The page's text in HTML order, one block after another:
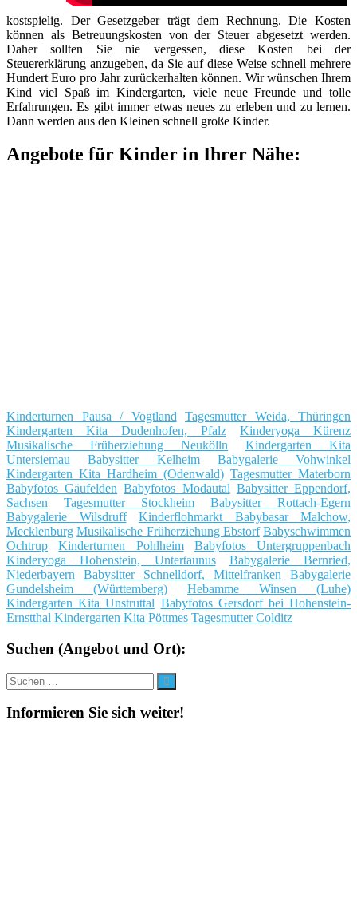
kostspielig. Der Gesetzgeber trägt dem Rechnung. Die Kosten
können als Betreuungskosten von der Steuer abgesetzt werden.
Daher sollten Sie nie vergessen, diese Kosten bei der
Steuererklärung anzugeben, da Sie auf diese Weise schnell mehrere
Hundert Euro pro Jahr zurückerhalten können. Wir wünschen Ihrem
Kind viel Spaß im Kindergarten, viele neue Freunde und tolle
Erfahrungen. Es gibt immer etwas neues zu erleben und zu lernen.
Dann werden aus den Kleinen schnell große Kinder.
Angebote für Kinder in Ihrer Nähe:
Kinderturnen Pausa / Vogtland
Tagesmutter Weida, Thüringen
Kindergarten Kita Dudenhofen, Pfalz
Kinderyoga Kürenz
Musikalische Früherziehung Neukölln
Kindergarten Kita
Untersiemau
Babysitter Kelheim
Babygalerie Vohwinkel
Kindergarten Kita Hardheim (Odenwald) Tagesmutter Materborn
Babyfotos Gäufelden Babyfotos Modautal Babysitter Eppendorf,
Sachsen
Tagesmutter Stockheim
Babysitter Rottach-Egern
Babygalerie Wilsdruff
Kinderflohmarkt Babybasar Malchow,
Mecklenburg Musikalische Früherziehung Ebstorf Babyschwimmen
Ochtrup
Kinderturnen Pohlheim
Babyfotos Untergruppenbach
Kinderyoga Hohenstein, Untertaunus
Babygalerie Bernried,
Niederbayern
Babysitter Schnelldorf, Mittelfranken
Babygalerie
Gundelsheim (Württemberg)
Hebamme Winsen (Luhe)
Kindergarten Kita Unstruttal Babyfotos Gersdorf bei Hohenstein-
Ernstthal Kindergarten Kita Pöttmes Tagesmutter Colditz
Suchen (Angebot und Ort):
Suche
nach:
Suchen
Informieren Sie sich weiter!